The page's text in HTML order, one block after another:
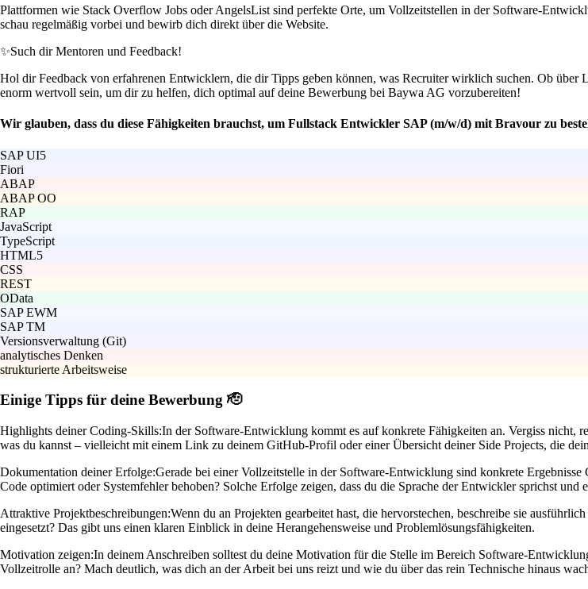
Plattformen wie Stack Overflow Jobs oder AngelsList sind perfekte Orte, um Vollzeitstellen in der Software-
schau regelmäßig vorbei und bewirb dich direkt über die Website.
✨Such dir Mentoren und Feedback!
Hol dir Feedback von erfahrenen Entwicklern, die dir Tipps geben können, was Recruiter wirklich suchen. Ob
enorm wertvoll sein, um dir zu helfen, dich optimal auf deine Bewerbung bei Baywa AG vorzubereiten!
Wir glauben, dass du diese Fähigkeiten brauchst, um Fullstack Entwickler SAP (m/w/d) mit Bravour zu
SAP UI5
Fiori
ABAP
ABAP OO
RAP
JavaScript
TypeScript
HTML5
CSS
REST
OData
SAP EWM
SAP TM
Versionsverwaltung (Git)
analytisches Denken
strukturierte Arbeitsweise
Einige Tipps für deine Bewerbung 🫡
Highlights deiner Coding-Skills:In der Software-Entwicklung kommt es auf konkrete Fähigkeiten an. Vergiss nicht,
was du kannst – vielleicht mit einem Link zu deinem GitHub-Profil oder einer Übersicht deiner Side Projects, die
Dokumentation deiner Erfolge:Gerade bei einer Vollzeitstelle in der Software-Entwicklung sind konkrete
Code optimiert oder Systemfehler behoben? Solche Erfolge zeigen, dass du die Sprache der Entwickler sprichst und
Attraktive Projektbeschreibungen:Wenn du an Projekten gearbeitet hast, die hervorstechen, beschreibe sie
eingesetzt? Das gibt uns einen klaren Einblick in deine Herangehensweise und Problemlösungsfähigkeiten.
Motivation zeigen:In deinem Anschreiben solltest du deine Motivation für die Stelle im Bereich Software-
Vollzeitrolle an? Mach deutlich, was dich an der Arbeit bei uns reizt und wie du über das rein Technische hinaus